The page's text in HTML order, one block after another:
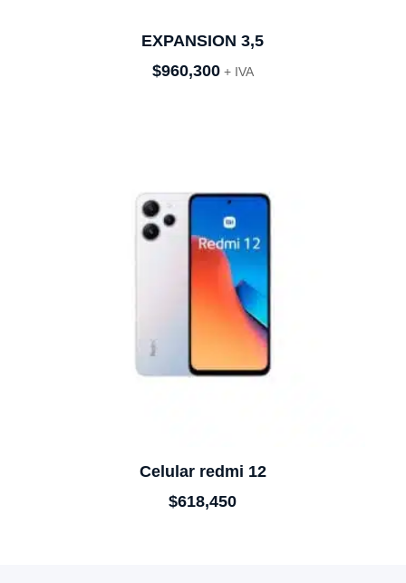
EXPANSION 3,5
$960,300 + IVA
Celular redmi 12
$618,450